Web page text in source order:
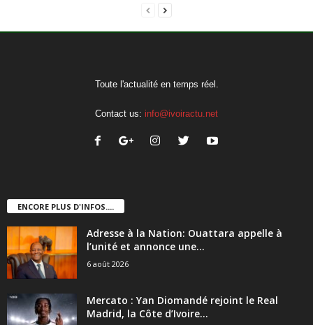
Toute l'actualité en temps réel.
Contact us: info@ivoiractu.net
ENCORE PLUS D'INFOS....
Adresse à la Nation: Ouattara appelle à
l’unité et annonce une...
6 août 2026
Mercato : Yan Diomandé rejoint le Real
Madrid, la Côte d’Ivoire...